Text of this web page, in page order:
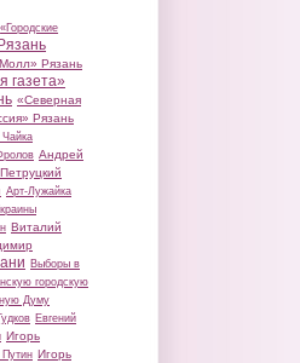
«Городские
Рязань
газета»
«Северная
Рязань
Чайка
Андрей
Арт-Лужайка
Виталий
Выборы в
городскую
Думу
Евгений
Игорь
Путин Игорь